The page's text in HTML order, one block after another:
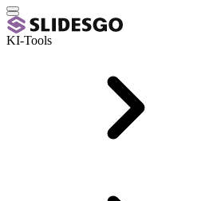
KI-Tools